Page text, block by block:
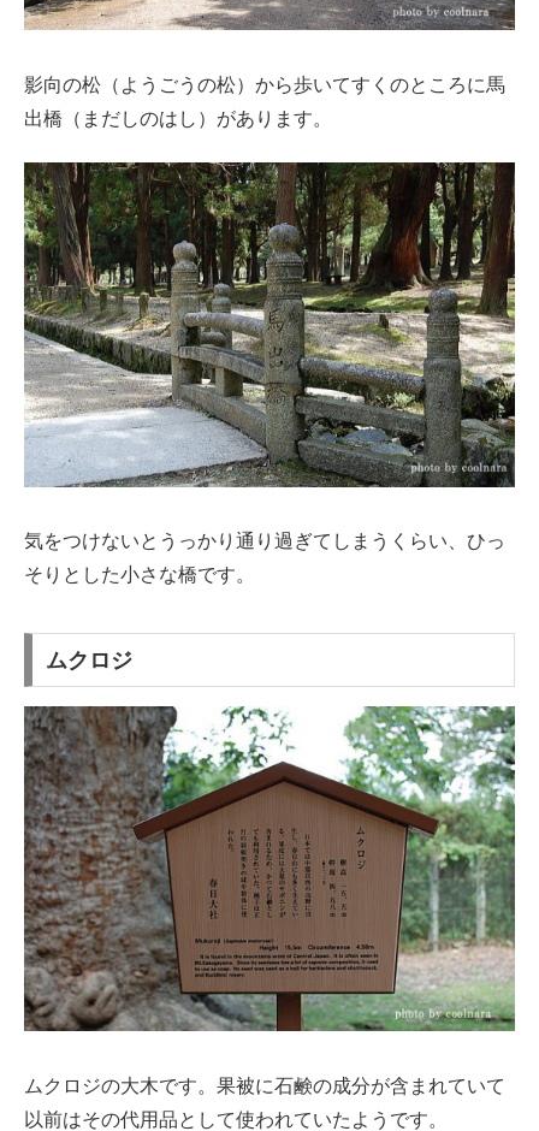
影向の松（ようごうの松）から歩いてすくのところに馬
出橋（まだしのはし）があります。
気をつけないとうっかり通り過ぎてしまうくらい、ひっ
そりとした小さな橋です。
ムクロジ
ムクロジの大木です。果被に石鹸の成分が含まれていて
以前はその代用品として使われていたようです。